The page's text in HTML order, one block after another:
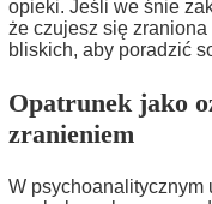
opieki. Jeśli we śnie
że czujesz się
bliskich, aby poradzić
Opatrunek jako
zranieniem
W psychoanalitycznym